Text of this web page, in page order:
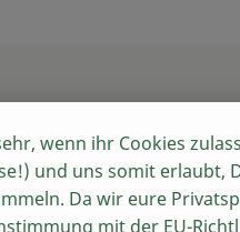
wenn ihr Cookies
und uns somit erlaubt,
Da wir eure
mit der EU-